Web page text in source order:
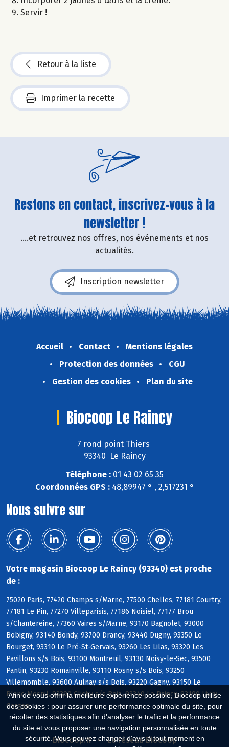
Afin de vous offrir la meilleure expérience possible, Biocoop utilise
des cookies : pour assurer une performance optimale du site, pour
récolter des statistiques afin d'analyser le trafic et la performance
du site et vous proposer une navigation personnalisée en toute
sécurité. Vous pouvez changer d'avis à tout moment en
Servir !
Retour à la liste
Imprimer la recette
Restons en contact, inscrivez-vous à la
newsletter !
....et retrouvez nos offres, nos événements et nos
actualités.
Inscription newsletter
Accueil Contact
Mentions légales
Protection des données
CGU
Gestion des cookies
Plan du site
Biocoop Le Raincy
7 rond point Thiers
93340 Le Raincy
Téléphone : 01 43 02 65 35
Coordonnées GPS :48,89947 ° , 2,517231 °
Nous suivre sur
Votre magasin Biocoop Le Raincy (93340) est proche
de :
75020 Paris, 77420 Champs s/Marne, 77500 Chelles, 77181 Courtry,
77181 Le Pin, 77270 Villeparisis, 77186 Noisiel, 77177 Brou
s/Chantereine, 77360 Vaires s/Marne, 93170 Bagnolet, 93000
Bobigny, 93140 Bondy, 93700 Drancy, 93440 Dugny, 93350 Le
Bourget, 93310 Le Pré-St-Gervais, 93260 Les Lilas, 93320 Les
Pavillons s/s Bois, 93100 Montreuil, 93130 Noisy-le-Sec, 93500
Pantin, 93230 Romainville, 93110 Rosny s/s Bois, 93250
Villemomble, 93600 Aulnay s/s Bois, 93220 Gagny, 93150 Le
Blanc-Mesnil, 93390 Clichy s/s Bois, 93340 Le Raincy, 93190 Livry-
Gargan
Biocoop.fr Le réseau Biocoop